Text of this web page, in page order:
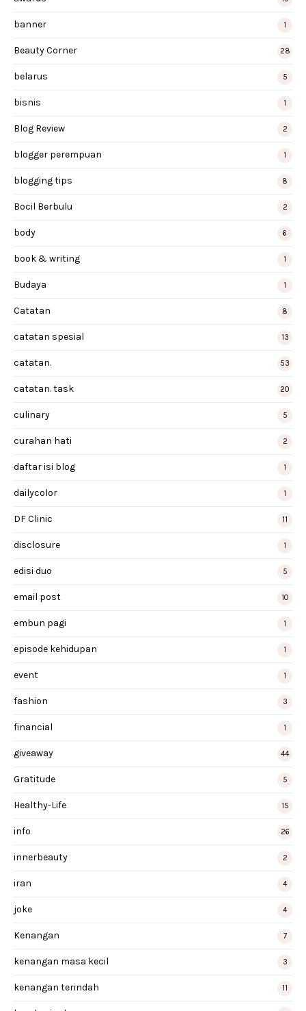
banner 1
Beauty Corner 28
belarus 5
bisnis 1
Blog Review 2
blogger perempuan 1
blogging tips 8
Bocil Berbulu 2
body 6
book & writing 1
Budaya 1
Catatan 8
catatan spesial 13
catatan. 53
catatan. task 20
culinary 5
curahan hati 2
daftar isi blog 1
dailycolor 1
DF Clinic 11
disclosure 1
edisi duo 5
email post 10
embun pagi 1
episode kehidupan 1
event 1
fashion 3
financial 1
giveaway 44
Gratitude 5
Healthy-Life 15
info 26
innerbeauty 2
iran 4
joke 4
Kenangan 7
kenangan masa kecil 3
kenangan terindah 11